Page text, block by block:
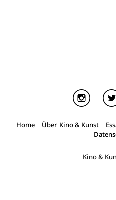
Home Über Kino & Kunst
Kino &